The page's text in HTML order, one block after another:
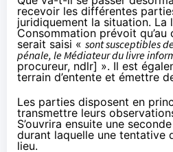
recevoir les différentes
juridiquement la situation. La
Consommation prévoit
serait saisi « sont susceptibles
pénale, le Médiateur du livre
procureur, ndlr] ». Il est
terrain d’entente et émettre
Les parties disposent en
transmettre leurs
S’ouvrira ensuite une
durant laquelle une tentative
lieu.